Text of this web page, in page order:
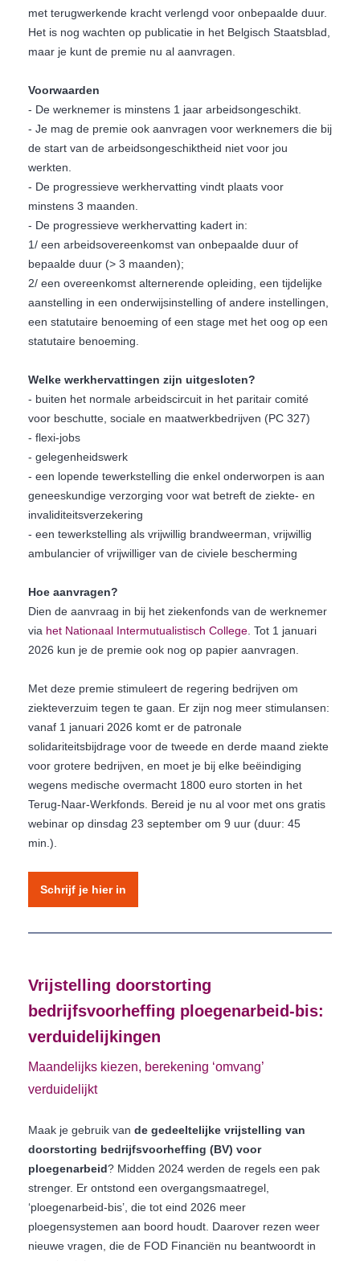
met terugwerkende kracht verlengd voor onbepaalde duur.
Het is nog wachten op publicatie in het Belgisch Staatsblad,
maar je kunt de premie nu al aanvragen.
Voorwaarden
- De werknemer is minstens 1 jaar arbeidsongeschikt.
- Je mag de premie ook aanvragen voor werknemers die bij
de start van de arbeidsongeschiktheid niet voor jou
werkten.
- De progressieve werkhervatting vindt plaats voor
minstens 3 maanden.
- De progressieve werkhervatting kadert in:
1/ een arbeidsovereenkomst van onbepaalde duur of
bepaalde duur (> 3 maanden);
2/ een overeenkomst alternerende opleiding, een tijdelijke
aanstelling in een onderwijsinstelling of andere instellingen,
een statutaire benoeming of een stage met het oog op een
statutaire benoeming.
Welke werkhervattingen zijn uitgesloten?
- buiten het normale arbeidscircuit in het paritair comité
voor beschutte, sociale en maatwerkbedrijven (PC 327)
- flexi-jobs
- gelegenheidswerk
- een lopende tewerkstelling die enkel onderworpen is aan
geneeskundige verzorging voor wat betreft de ziekte- en
invaliditeitsverzekering
- een tewerkstelling als vrijwillig brandweerman, vrijwillig
ambulancier of vrijwilliger van de civiele bescherming
Hoe aanvragen?
Dien de aanvraag in bij het ziekenfonds van de werknemer
via het Nationaal Intermutualistisch College . Tot 1 januari
2026 kun je de premie ook nog op papier aanvragen.
Met deze premie stimuleert de regering bedrijven om
ziekteverzuim tegen te gaan. Er zijn nog meer stimulansen:
vanaf 1 januari 2026 komt er de patronale
solidariteitsbijdrage voor de tweede en derde maand ziekte
voor grotere bedrijven, en moet je bij elke beëindiging
wegens medische overmacht 1800 euro storten in het
Terug-Naar-Werkfonds. Bereid je nu al voor met ons gratis
webinar op dinsdag 23 september om 9 uur (duur: 45
min.).
Schrijf je hier in
Vrijstelling doorstorting
bedrijfsvoorheffing ploegenarbeid-bis:
verduidelijkingen
Maandelijks kiezen, berekening ‘omvang’
verduidelijkt
Maak je gebruik van de gedeeltelijke vrijstelling van
doorstorting bedrijfsvoorheffing (BV) voor
ploegenarbeid? Midden 2024 werden de regels een pak
strenger. Er ontstond een overgangsmaatregel,
‘ploegenarbeid-bis’, die tot eind 2026 meer
ploegensystemen aan boord houdt. Daarover rezen weer
nieuwe vragen, die de FOD Financiën nu beantwoordt in